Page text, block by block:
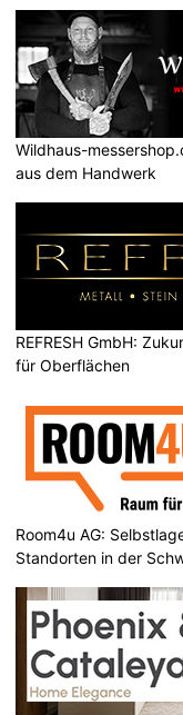
Wildhaus-
aus dem Handwerk
REFRESH GmbH:
für Oberflächen
Room4u AG:
Standorten in der